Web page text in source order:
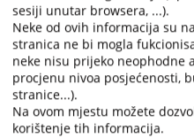
keyboard
shortcuts
for
changing
dates.
koje
23.12.2022.
Pravilnik o
sesiji unutar browsera, ...).
Neke od ovih informacija su
stranica ne bi mogla
neke nisu prijeko neophodne
procjenu nivoa posjećenosti,
stranice...).
Na ovom mjestu možete
korištenje tih informacija.